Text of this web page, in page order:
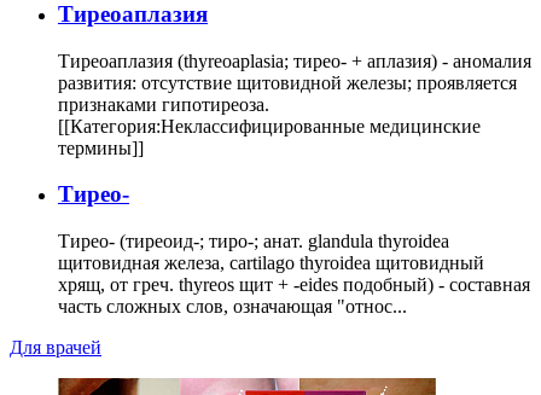
Тиреоаплазия
Тиреоаплазия (thyreoaplasia; тирео- + аплазия) - аномалия
развития: отсутствие щитовидной железы; проявляется
признаками гипотиреоза.
[[Категория:Неклассифицированные медицинские
термины]]
Тирео-
Тирео- (тиреоид-; тиро-; анат. glandula thyroidea
щитовидная железа, cartilago thyroidea щитовидный
хрящ, от греч. thyreos щит + -eides подобный) - составная
часть сложных слов, означающая "относ...
Для врачей